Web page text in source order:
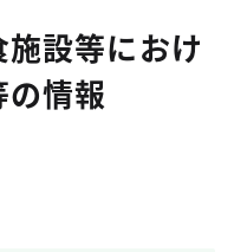
設等におけ
情報